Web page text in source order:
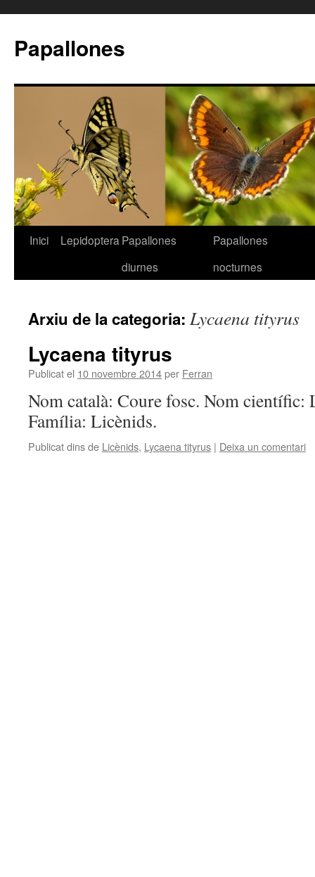
Papallones
Vés
Inici Lepidoptera Papallones
diurnes
Papallones
nocturnes
Arxiu de la categoria: Lycaena tityrus
Lycaena tityrus
Publicat el 10 novembre 2014per Ferran
Nom català: Coure fosc. Nom científic:
Família: Licènids.
Publicat dins de Licènids, Lycaena tityrus | Deixa un comentari